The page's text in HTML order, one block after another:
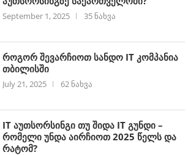
September 1, 2025 35 ნახვა
როგორ შევარჩიოთ სანდო IT კომპანია
თბილისში
July 21, 2025 62 ნახვა
IT აუთსორსინგი თუ შიდა IT გუნდი –
რომელი უნდა აირჩიოთ 2025 წელს და
რატომ?